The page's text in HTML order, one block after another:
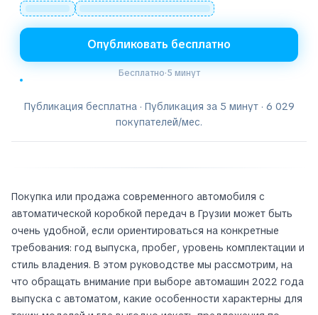
Опубликовать бесплатно
Бесплатно·5 минут
Публикация бесплатна · Публикация за 5 минут · 6 029
покупателей/мес.
Покупка или продажа современного автомобиля с
автоматической коробкой передач в Грузии может быть
очень удобной, если ориентироваться на конкретные
требования: год выпуска, пробег, уровень комплектации и
стиль владения. В этом руководстве мы рассмотрим, на
что обращать внимание при выборе автомашин 2022 года
выпуска с автоматом, какие особенности характерны для